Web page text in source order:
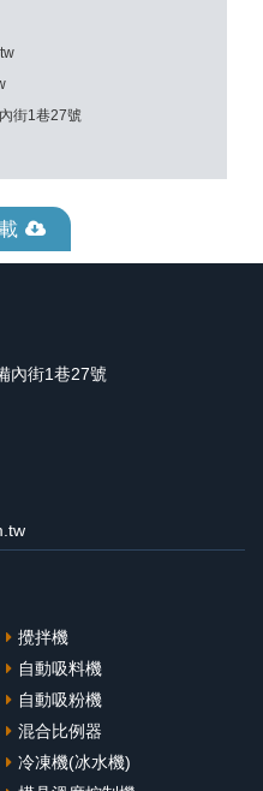
街1巷27號
內街1巷27號
攪拌機
自動吸料機
自動吸粉機
混合比例器
冷凍機(冰水機)